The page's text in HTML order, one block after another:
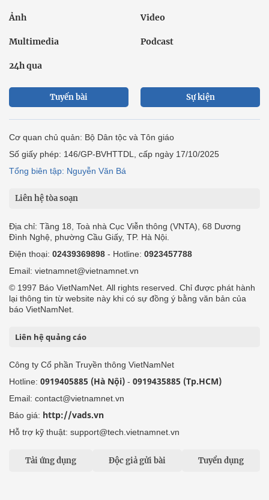
Ảnh Video
Multimedia Podcast
24h qua
Tuyến bài Sự kiện
Cơ quan chủ quản: Bộ Dân tộc và Tôn giáo
Số giấy phép: 146/GP-BVHTTDL, cấp ngày 17/10/2025
Tổng biên tập: Nguyễn Văn Bá
Liên hệ tòa soạn
Địa chỉ: Tầng 18, Toà nhà Cục Viễn thông (VNTA), 68 Dương
Đình Nghệ, phường Cầu Giấy, TP. Hà Nội.
Điện thoại: 02439369898 - Hotline: 0923457788
Email: vietnamnet@vietnamnet.vn
© 1997 Báo VietNamNet. All rights reserved. Chỉ được phát hành
lại thông tin từ website này khi có sự đồng ý bằng văn bản của
báo VietNamNet.
Liên hệ quảng cáo
Công ty Cổ phần Truyền thông VietNamNet
Hotline: 0919405885 (Hà Nội) - 0919435885 (Tp.HCM)
Email: contact@vietnamnet.vn
Báo giá: http://vads.vn
Hỗ trợ kỹ thuật: support@tech.vietnamnet.vn
Tải ứng dụng Độc giả gửi bài Tuyển dụng